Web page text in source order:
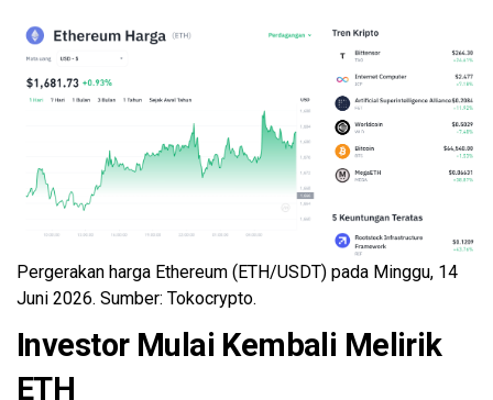
Pergerakan harga Ethereum (ETH/USDT) pada Minggu, 14
Juni 2026. Sumber: Tokocrypto.
Investor Mulai Kembali Melirik
ETH